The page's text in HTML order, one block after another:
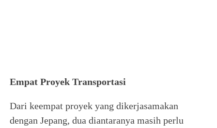
Empat Proyek Transportasi
Dari keempat proyek yang dikerjasamakan
dengan Jepang, dua diantaranya masih perlu